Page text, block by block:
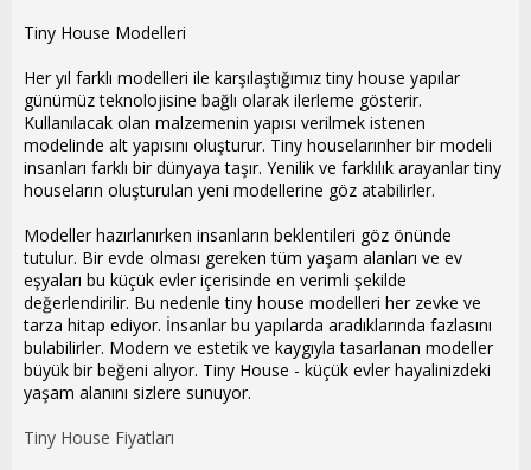
Tiny House Modelleri
Her yıl farklı modelleri ile karşılaştığımız tiny house yapılar
günümüz teknolojisine bağlı olarak ilerleme gösterir.
Kullanılacak olan malzemenin yapısı verilmek istenen
modelinde alt yapısını oluşturur. Tiny houselarınher bir modeli
insanları farklı bir dünyaya taşır. Yenilik ve farklılık arayanlar tiny
houseların oluşturulan yeni modellerine göz atabilirler.
Modeller hazırlanırken insanların beklentileri göz önünde
tutulur. Bir evde olması gereken tüm yaşam alanları ve ev
eşyaları bu küçük evler içerisinde en verimli şekilde
değerlendirilir. Bu nedenle tiny house modelleri her zevke ve
tarza hitap ediyor. İnsanlar bu yapılarda aradıklarında fazlasını
bulabilirler. Modern ve estetik ve kaygıyla tasarlanan modeller
büyük bir beğeni alıyor. Tiny House - küçük evler hayalinizdeki
yaşam alanını sizlere sunuyor.
Tiny House Fiyatları